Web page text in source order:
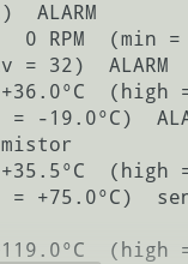
ALARM
RPM  (min =
= 32)  ALARM
(high
-19.0°C)
(high
= +75.0°C)
(high